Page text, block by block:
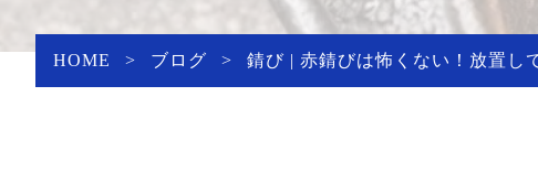
HOME > ブログ > 錆び | 赤錆びは怖くない！放置し